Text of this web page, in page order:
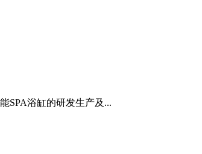
SPA浴缸的研发生产及...